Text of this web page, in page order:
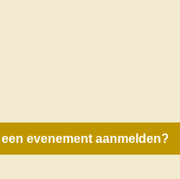
evenement aanmelden?